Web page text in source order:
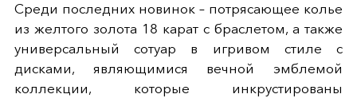
Среди последних новинок – потрясающее колье
из желтого золота 18 карат с браслетом, а также
универсальный сотуар в игривом стиле с
дисками, являющимися вечной эмблемой
коллекции, которые инкрустированы